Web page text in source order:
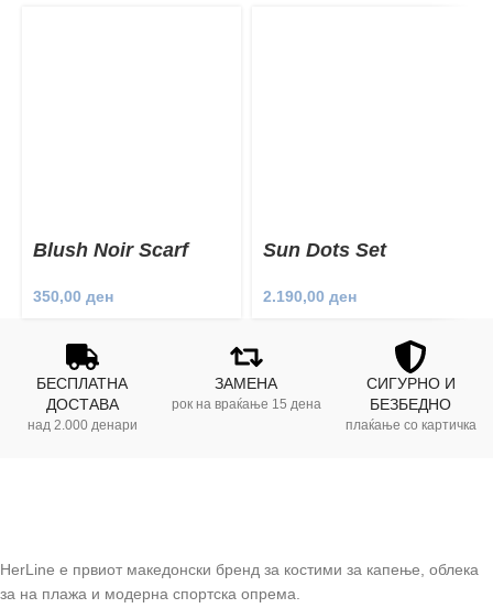
Blush Noir Scarf
350,00 ден
Sun Dots Set
2.190,00 ден
БЕСПЛАТНА
ДОСТАВА
над 2.000 денари
ЗАМЕНА
рок на враќање 15 дена
СИГУРНО И
БЕЗБЕДНО
плаќање со картичка
HerLine е првиот македонски бренд за костими за капење, облека
за на плажа и модерна спортска опрема.